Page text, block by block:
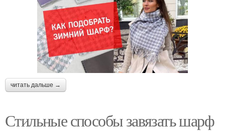
читать дальше →
Стильные способы завязать шарф